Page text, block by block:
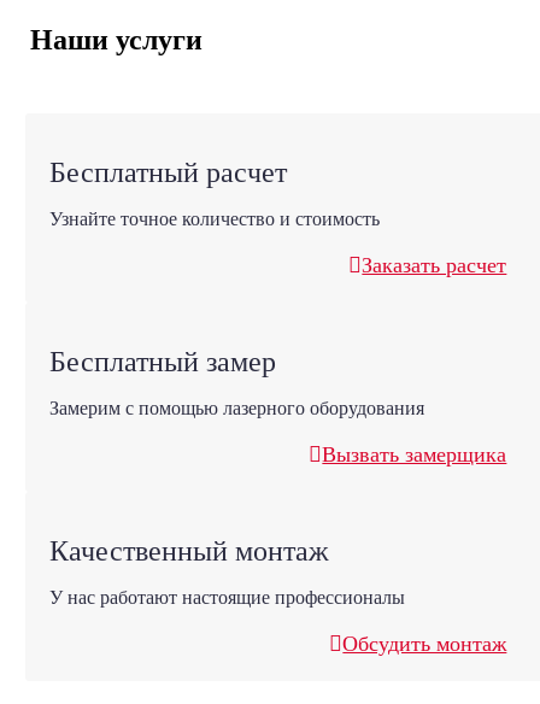
Наши услуги
Бесплатный расчет
Узнайте точное количество и стоимость
Заказать расчет
Бесплатный замер
Замерим с помощью лазерного оборудования
Вызвать замерщика
Качественный монтаж
У нас работают настоящие профессионалы
Обсудить монтаж